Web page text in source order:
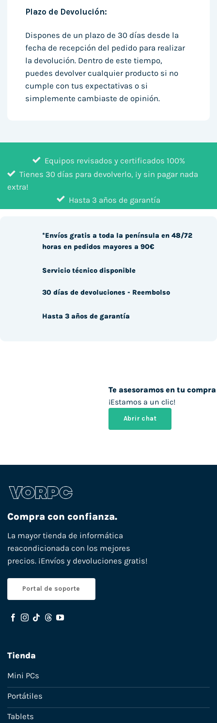
Plazo de Devolución:
Dispones de un plazo de 30 días desde la
fecha de recepción del pedido para realizar
la devolución. Dentro de este tiempo,
puedes devolver cualquier producto si no
cumple con tus expectativas o si
simplemente cambiaste de opinión.
Equipos revisados y certificados 100%
Tienes 30 días para devolverlo, ¡y sin pagar nada
extra!
Hasta 3 años de garantía
Te asesoramos en tu compra
¡Estamos a un clic!
Abrir chat
*Envíos gratis a toda la península en 48/72
horas en pedidos mayores a 90€
Servicio técnico disponible
30 días de devoluciones - Reembolso
Hasta 3 años de garantía
Compra con confianza.
La mayor tienda de informática
reacondicionada con los mejores
precios. ¡Envíos y devoluciones gratis!
Portal de soporte
Tienda
Mini PCs
Portátiles
Tablets